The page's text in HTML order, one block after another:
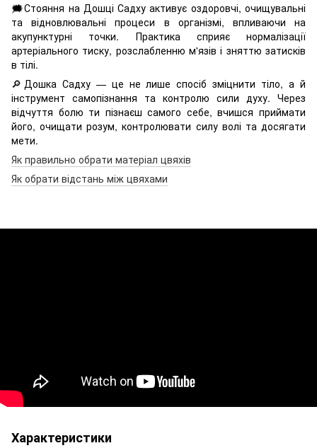
🗯Стояння на Дошці Садху активує оздоровчі, очищувальні
та відновлювальні процеси в організмі, впливаючи на
акупунктурні точки. Практика сприяє нормалізації
артеріального тиску, розслабленню м'язів і зняттю затисків
в тілі.
🔎Дошка Садху — це не лише спосіб зміцнити тіло, а й
інструмент самопізнання та контролю сили духу. Через
відчуття болю ти пізнаєш самого себе, вчишся приймати
його, очищати розум, контролювати силу волі та досягати
мети.
Як правильно обрати матеріал цвяхів
Як обрати відстань між цвяхами
Характеристики